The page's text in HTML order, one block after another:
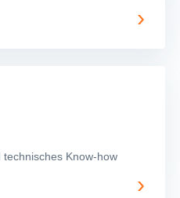
›
Know-how
›